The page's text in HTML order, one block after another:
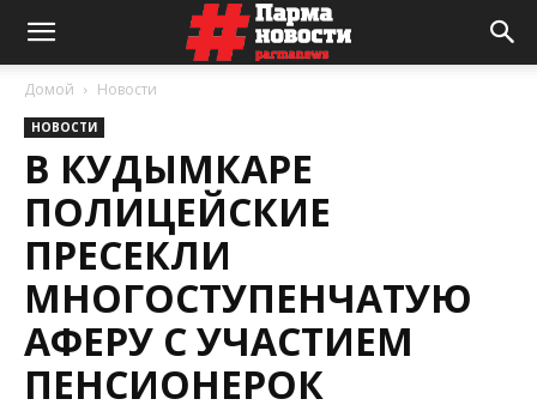
Домой Новости
НОВОСТИ
В КУДЫМКАРЕ
ПОЛИЦЕЙСКИЕ
ПРЕСЕКЛИ
МНОГОСТУПЕНЧАТУЮ
АФЕРУ С УЧАСТИЕМ
ПЕНСИОНЕРОК